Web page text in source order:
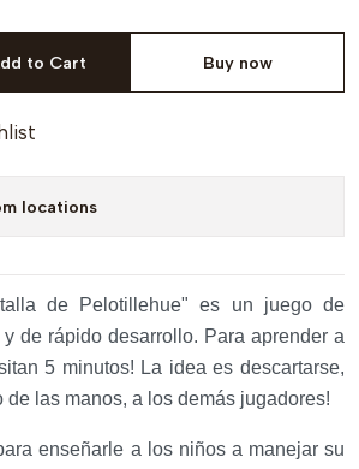
to Cart Buy now
locations
de Pelotillehue" es un juego de
de rápido desarrollo. Para aprender a
5 minutos! La idea es descartarse,
de las manos, a los demás jugadores!
enseñarle a los niños a manejar su